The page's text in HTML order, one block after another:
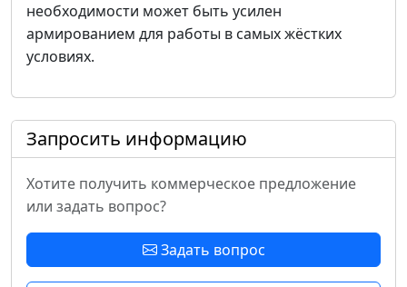
необходимости может быть усилен
армированием для работы в самых жёстких
условиях.
Запросить информацию
Хотите получить коммерческое предложение
или задать вопрос?
Задать вопрос